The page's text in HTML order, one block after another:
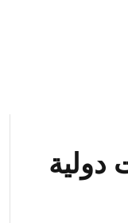
اعتماد 6 قرارات دولية